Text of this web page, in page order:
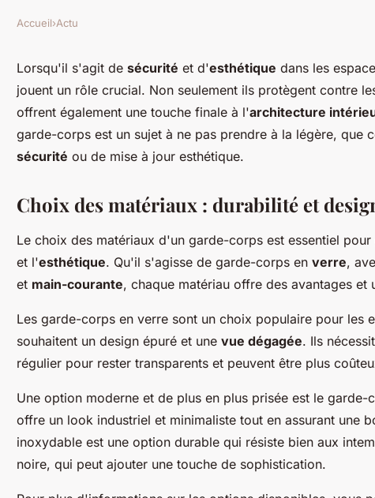
garde-corps :
efficace
Accueil›Actu
Lorsqu'il s'agit de sécurité et d'esthétique dans les
jouent un rôle crucial. Non seulement ils protègent contre
offrent également une touche finale à l'architecture
garde-corps est un sujet à ne pas prendre à la légère, que
sécurité ou de mise à jour esthétique.
Choix des matériaux : durabilité et
Le choix des matériaux d'un garde-corps est essentiel
et l'esthétique. Qu'il s'agisse de garde-corps en verre,
et main-courante, chaque matériau offre des avantages et
Les garde-corps en verre sont un choix populaire pour les
souhaitent un design épuré et une vue dégagée. Ils
régulier pour rester transparents et peuvent être plus
Une option moderne et de plus en plus prisée est le garde-
offre un look industriel et minimaliste tout en assurant une
inoxydable est une option durable qui résiste bien aux
noire, qui peut ajouter une touche de sophistication.